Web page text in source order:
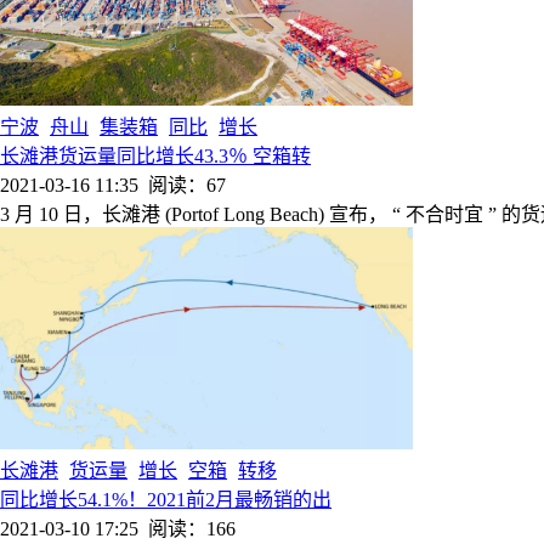
宁波 舟山 集装箱 同比 增长
长滩港货运量同比增长43.3％ 空箱转
2021-03-16 11:35 阅读：67
3 月 10 日，长滩港 (Portof Long Beach) 宣布， “ 不合时宜 ” 的
长滩港 货运量 增长 空箱 转移
同比增长54.1%！2021前2月最畅销的出
2021-03-10 17:25 阅读：166